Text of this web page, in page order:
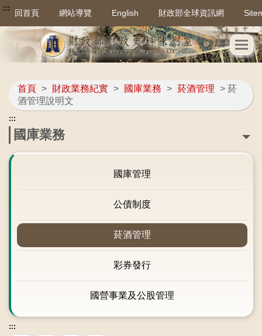
::: 回首頁 網站導覽 English 財政部全球資訊網
首頁 > 財政業務紀實 > 國庫業務 > 菸酒管理 > 菸
酒管理說明文
:::
國庫業務
國庫管理
公債制度
菸酒管理
彩券發行
國營事業及公股管理
:::